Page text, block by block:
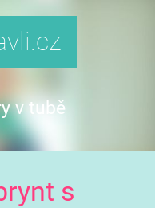
v tubě
s